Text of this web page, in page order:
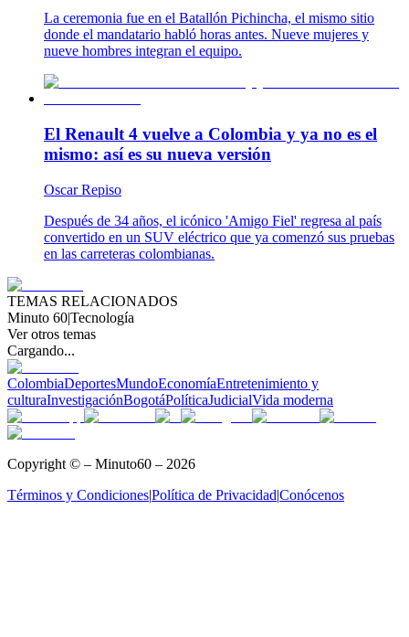
La ceremonia fue en el Batallón Pichincha, el mismo sitio
donde el mandatario habló horas antes. Nueve mujeres y
nueve hombres integran el equipo.
El Renault 4 vuelve a Colombia y ya no es el
mismo: así es su nueva versión
Oscar Repiso
Después de 34 años, el icónico 'Amigo Fiel' regresa al país
convertido en un SUV eléctrico que ya comenzó sus pruebas
en las carreteras colombianas.
TEMAS RELACIONADOS
Minuto 60|Tecnología
Ver otros temas
Cargando...
ColombiaDeportesMundoEconomíaEntretenimiento y
culturaInvestigaciónBogotáPolíticaJudicialVida moderna
Copyright © – Minuto60 – 2026
Términos y Condiciones|Política de Privacidad|Conócenos